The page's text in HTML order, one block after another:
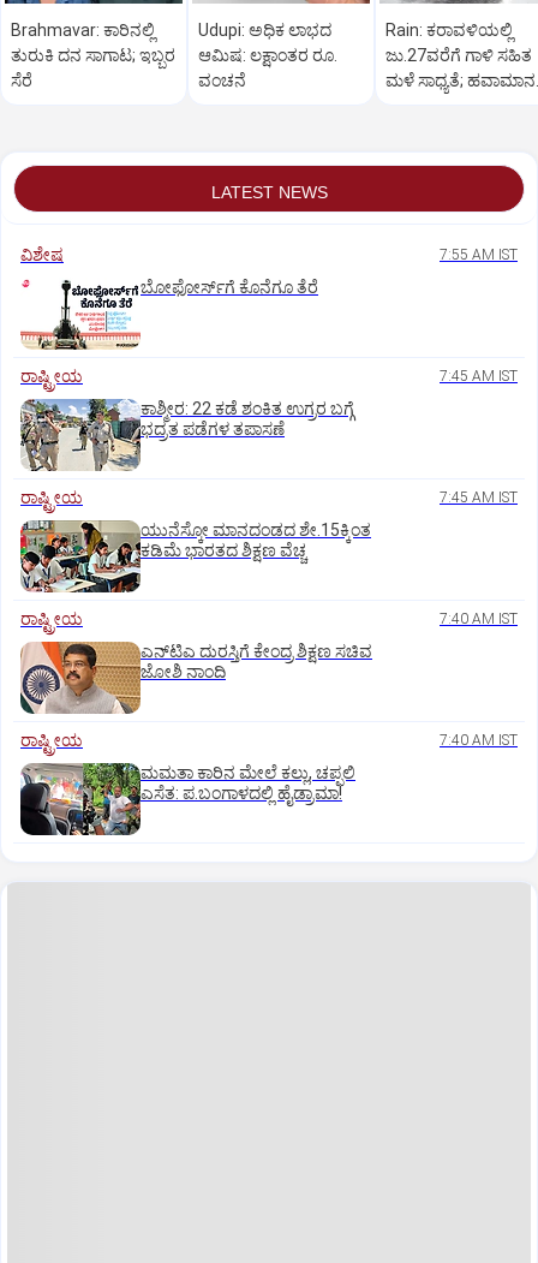
Brahmavar: ಕಾರಿನಲ್ಲಿ
ತುರುಕಿ ದನ ಸಾಗಾಟ; ಇಬ್ಬರ
ಸೆರೆ
Udupi: ಅಧಿಕ ಲಾಭದ
ಆಮಿಷ: ಲಕ್ಷಾಂತರ ರೂ.
ವಂಚನೆ
Rain: ಕರಾವಳಿಯಲ್ಲಿ
ಜು.27ವರೆಗೆ ಗಾಳಿ ಸಹಿತ
ಮಳೆ ಸಾಧ್ಯತೆ; ಹವಾಮಾನ
LATEST NEWS
ವಿಶೇಷ 7:55 AM IST
ಬೋಫೋರ್ಸ್‌ಗೆ ಕೊನೆಗೂ ತೆರೆ
ರಾಷ್ಟ್ರೀಯ 7:45 AM IST
ಕಾಶ್ಮೀರ: 22 ಕಡೆ ಶಂಕಿತ ಉಗ್ರರ ಬಗ್ಗೆ
ಭದ್ರತ ಪಡೆಗಳ ತಪಾಸಣೆ
ರಾಷ್ಟ್ರೀಯ 7:45 AM IST
ಯುನೆಸ್ಕೋ ಮಾನದಂಡದ ಶೇ.15ಕ್ಕಿಂತ
ಕಡಿಮೆ ಭಾರತದ ಶಿಕ್ಷಣ ವೆಚ್ಚ
ರಾಷ್ಟ್ರೀಯ 7:40 AM IST
ಎನ್‌ಟಿಎ ದುರಸ್ತಿಗೆ ಕೇಂದ್ರ ಶಿಕ್ಷಣ ಸಚಿವ
ಜೋಶಿ ನಾಂದಿ
ರಾಷ್ಟ್ರೀಯ 7:40 AM IST
ಮಮತಾ ಕಾರಿನ ಮೇಲೆ ಕಲ್ಲು, ಚಪ್ಪಲಿ
ಎಸೆತ: ಪ.ಬಂಗಾಳದಲ್ಲಿ ಹೈಡ್ರಾಮಾ!